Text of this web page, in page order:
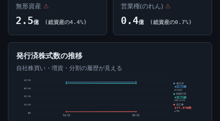
無形資産 ⚠
2.5億 (総資産の4.4%)
営業権(のれん) ⚠
0.4億 (総資産の0.7%)
発行済株式数の推移
自社株買い・増資・分割の履歴が見える
0株
1百万株
2百万株
3百万株
4百万株
24/12 25/12
発行済
4百万株
株式総数
純発行済
4百万株
総数-自己株
自己株
177,379株
4.71%